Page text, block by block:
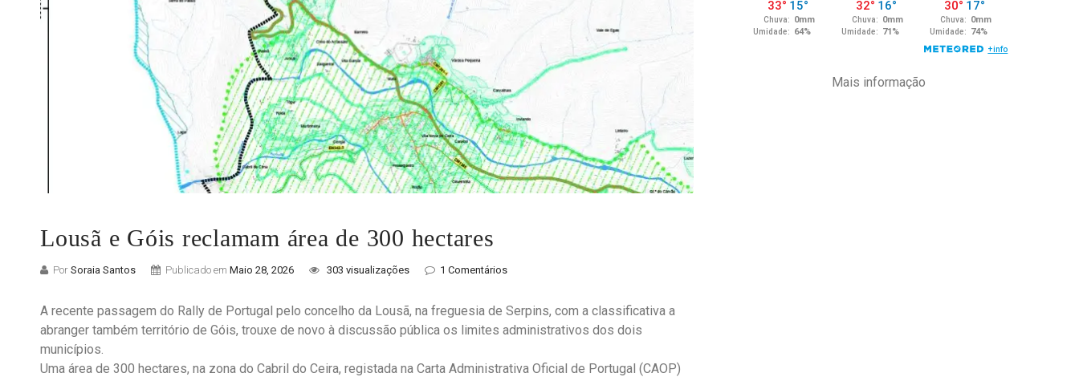
Lousã e Góis reclamam área de 300 hectares
Por Soraia Santos Publicado em Maio 28, 2026 303 visualizações 1 Comentários
A recente passagem do Rally de Portugal pelo concelho da Lousã, na freguesia de Serpins, com a classificativa a
abranger também território de Góis, trouxe de novo à discussão pública os limites administrativos dos dois
municípios.
Uma área de 300 hectares, na zona do Cabril do Ceira, registada na Carta Administrativa Oficial de Portugal (CAOP)
Mais informação